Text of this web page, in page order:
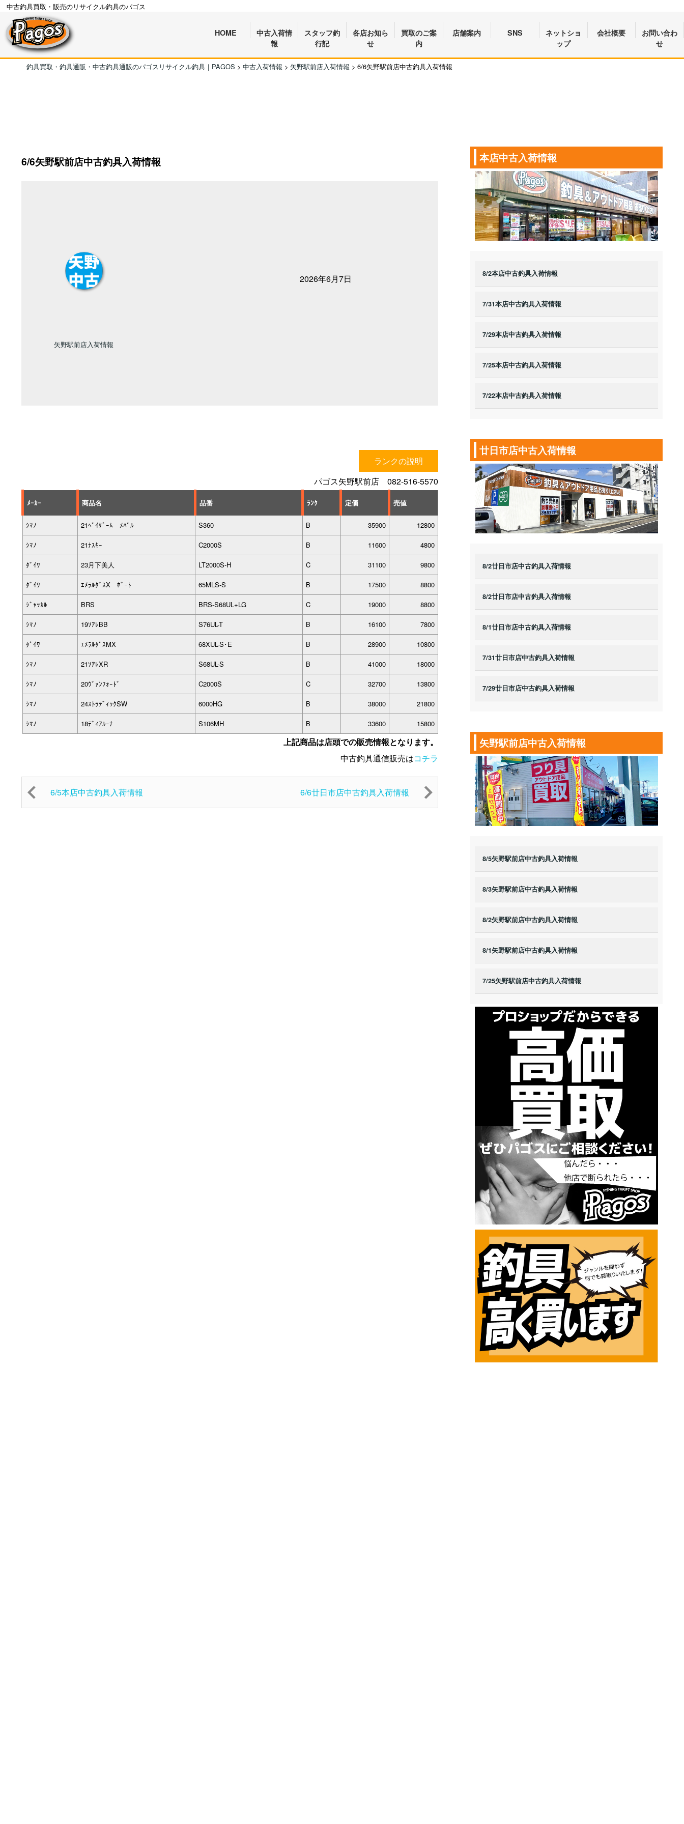
中古釣具買取・販売のリサイクル釣具のパゴス
HOME
中古入荷情
報
スタッフ釣
行記
各店お知ら
せ
買取のご案
内
店舗案内 SNS
ネットショ
ップ
会社概要
お問い合わ
せ
釣具買取・釣具通販・中古釣具通販のパゴスリサイクル釣具｜PAGOS > 中古入荷情報 > 矢野駅前店入荷情報 > 6/6矢野駅前店中古釣具入荷情報
6/6矢野駅前店中古釣具入荷情報
矢野駅前店入荷情報
2026年6月7日
ランクの説明
パゴス矢野駅前店 082-516-5570
ﾒｰｶｰ 商品名 品番 ﾗﾝｸ 定価 売値
ｼﾏﾉ 21ﾍﾞｲｹﾞｰﾑ ﾒﾊﾞﾙ S360 B 35900 12800
ｼﾏﾉ 21ﾅｽｷｰ C2000S B 11600 4800
ﾀﾞｲﾜ 23月下美人 LT2000S-H C 31100 9800
ﾀﾞｲﾜ ｴﾒﾗﾙﾀﾞｽX ﾎﾞｰﾄ 65MLS-S B 17500 8800
ｼﾞｬｯｶﾙ BRS BRS-S68UL+LG C 19000 8800
ｼﾏﾉ 19ｿｱﾚBB S76UL-T B 16100 7800
ﾀﾞｲﾜ ｴﾒﾗﾙﾀﾞｽMX 68XUL-S･E B 28900 10800
ｼﾏﾉ 21ｿｱﾚXR S68UL-S B 41000 18000
ｼﾏﾉ 20ｳﾞｧﾝﾌｫｰﾄﾞ C2000S C 32700 13800
ｼﾏﾉ 24ｽﾄﾗﾃﾞｨｯｸSW 6000HG B 38000 21800
ｼﾏﾉ 18ﾃﾞｨｱﾙｰﾅ S106MH B 33600 15800
上記商品は店頭での販売情報となります。
中古釣具通信販売はコチラ
6/5本店中古釣具入荷情報 6/6廿日市店中古釣具入荷情報
本店中古入荷情報
8/2本店中古釣具入荷情報
7/31本店中古釣具入荷情報
7/29本店中古釣具入荷情報
7/25本店中古釣具入荷情報
7/22本店中古釣具入荷情報
廿日市店中古入荷情報
8/2廿日市店中古釣具入荷情報
8/2廿日市店中古釣具入荷情報
8/1廿日市店中古釣具入荷情報
7/31廿日市店中古釣具入荷情報
7/29廿日市店中古釣具入荷情報
矢野駅前店中古入荷情報
8/5矢野駅前店中古釣具入荷情報
8/3矢野駅前店中古釣具入荷情報
8/2矢野駅前店中古釣具入荷情報
8/1矢野駅前店中古釣具入荷情報
7/25矢野駅前店中古釣具入荷情報